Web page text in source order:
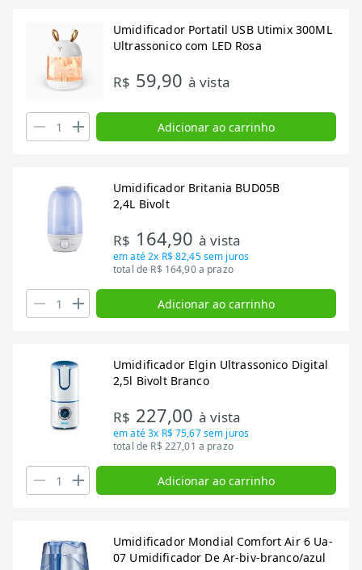
Umidificador Portatil USB Utimix 300ML
Ultrassonico com LED Rosa
R$ 59,90 à vista
Adicionar ao carrinho
Umidificador Britania BUD05B
2,4L Bivolt
R$ 164,90 à vista
em até2x R$ 82,45sem juros
total de R$ 164,90 a prazo
Adicionar ao carrinho
Umidificador Elgin Ultrassonico Digital
2,5l Bivolt Branco
R$ 227,00 à vista
em até3x R$ 75,67sem juros
total de R$ 227,01 a prazo
Adicionar ao carrinho
Umidificador Mondial Comfort Air 6 Ua-
07 Umidificador De Ar-biv-branco/azul